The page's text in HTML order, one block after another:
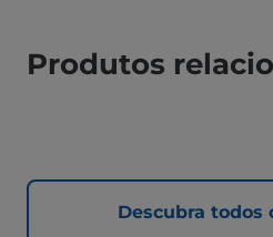
Produtos
Descubra todos